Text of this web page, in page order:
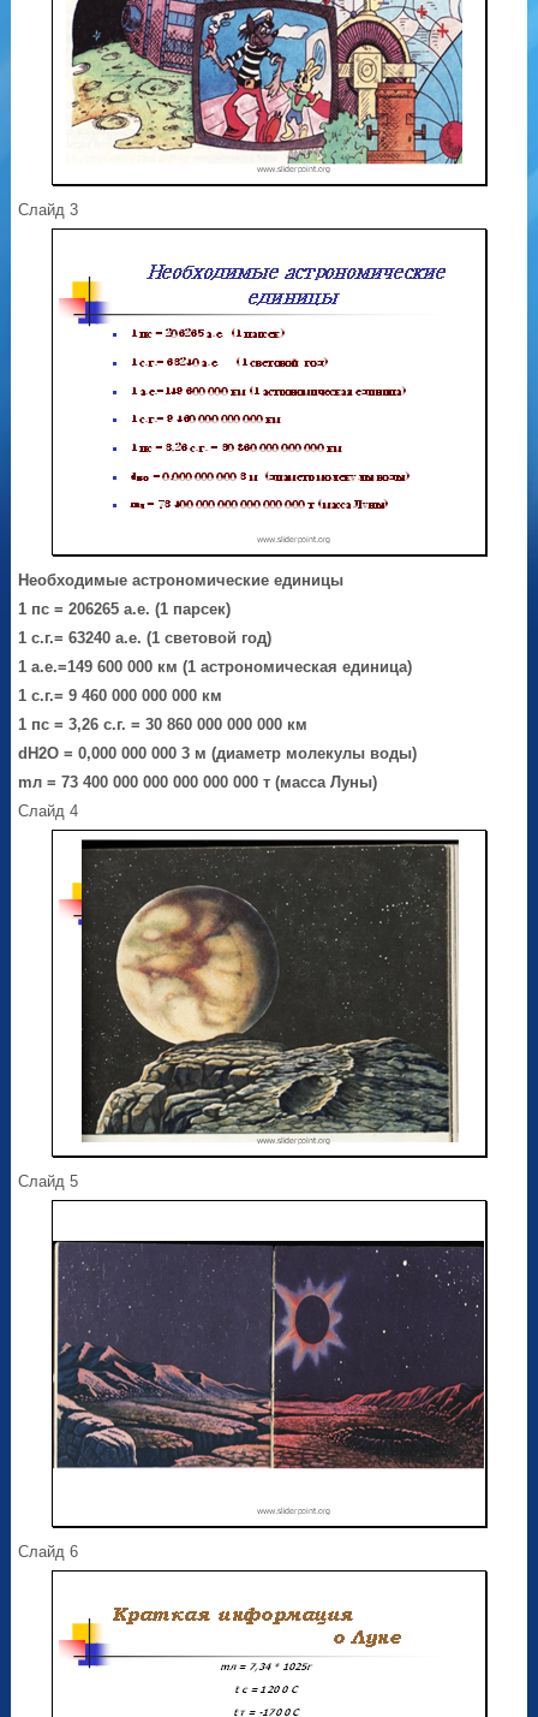
Слайд 3
Необходимые астрономические единицы
1 пс = 206265 а.е. (1 парсек)
1 с.г.= 63240 а.е. (1 световой год)
1 а.е.=149 600 000 км (1 астрономическая единица)
1 с.г.= 9 460 000 000 000 км
1 пс = 3,26 с.г. = 30 860 000 000 000 км
d Н2О= 0,000 000 000 3 м (диаметр молекулы воды)
mл = 73 400 000 000 000 000 000 т (масса Луны)
Слайд 4
Слайд 5
Слайд 6